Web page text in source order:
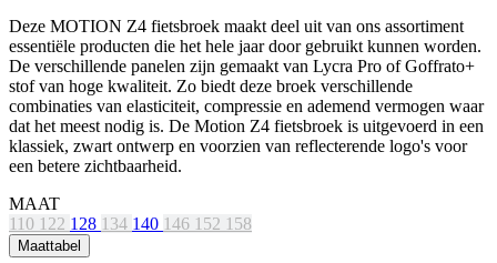
Deze MOTION Z4 fietsbroek maakt deel uit van ons assortiment
essentiële producten die het hele jaar door gebruikt kunnen worden.
De verschillende panelen zijn gemaakt van Lycra Pro of Goffrato+
stof van hoge kwaliteit. Zo biedt deze broek verschillende
combinaties van elasticiteit, compressie en ademend vermogen waar
dat het meest nodig is. De Motion Z4 fietsbroek is uitgevoerd in een
klassiek, zwart ontwerp en voorzien van reflecterende logo's voor
een betere zichtbaarheid.
MAAT
110 122 128 134 140 146 152 158
Maattabel